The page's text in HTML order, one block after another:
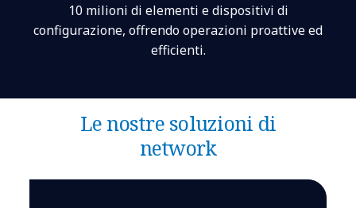
10 milioni di elementi e dispositivi di
configurazione, offrendo operazioni proattive ed
efficienti.
Le nostre soluzioni di
network